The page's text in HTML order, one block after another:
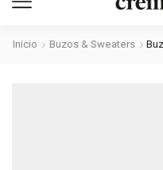
Inicio Buzos & Sweaters